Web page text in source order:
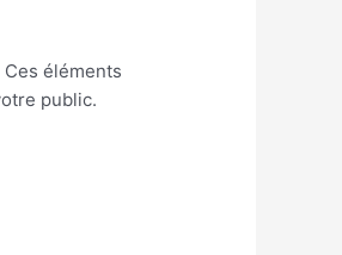
éléments
public.